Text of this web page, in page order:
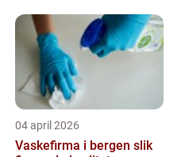
04 april 2026
Vaskefirma i bergen slik